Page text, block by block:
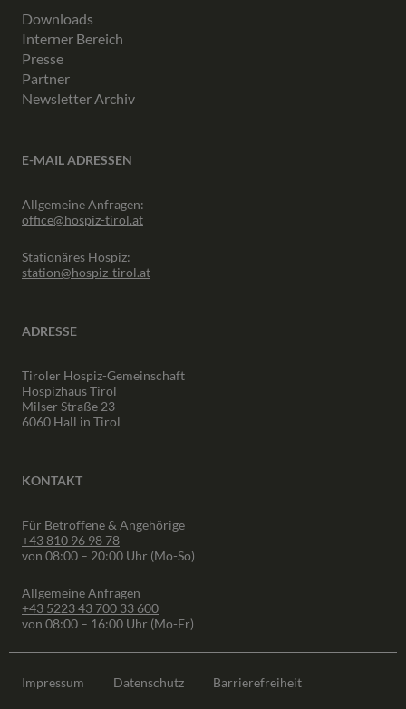
Downloads
Interner Bereich
Presse
Partner
Newsletter Archiv
E-MAIL ADRESSEN
Allgemeine Anfragen:
office@hospiz-tirol.at
Stationäres Hospiz:
station@hospiz-tirol.at
ADRESSE
Tiroler Hospiz-Gemeinschaft
Hospizhaus Tirol
Milser Straße 23
6060 Hall in Tirol
KONTAKT
Für Betroffene & Angehörige
+43 810 96 98 78
von 08:00 – 20:00 Uhr (Mo-So)
Allgemeine Anfragen
+43 5223 43 700 33 600
von 08:00 – 16:00 Uhr (Mo-Fr)
Impressum Datenschutz Barrierefreiheit